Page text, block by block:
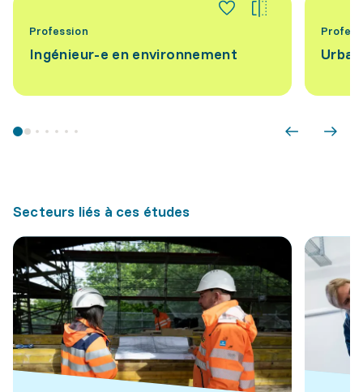
Profession
Ingénieur-e en environnement
Secteurs liés à ces études